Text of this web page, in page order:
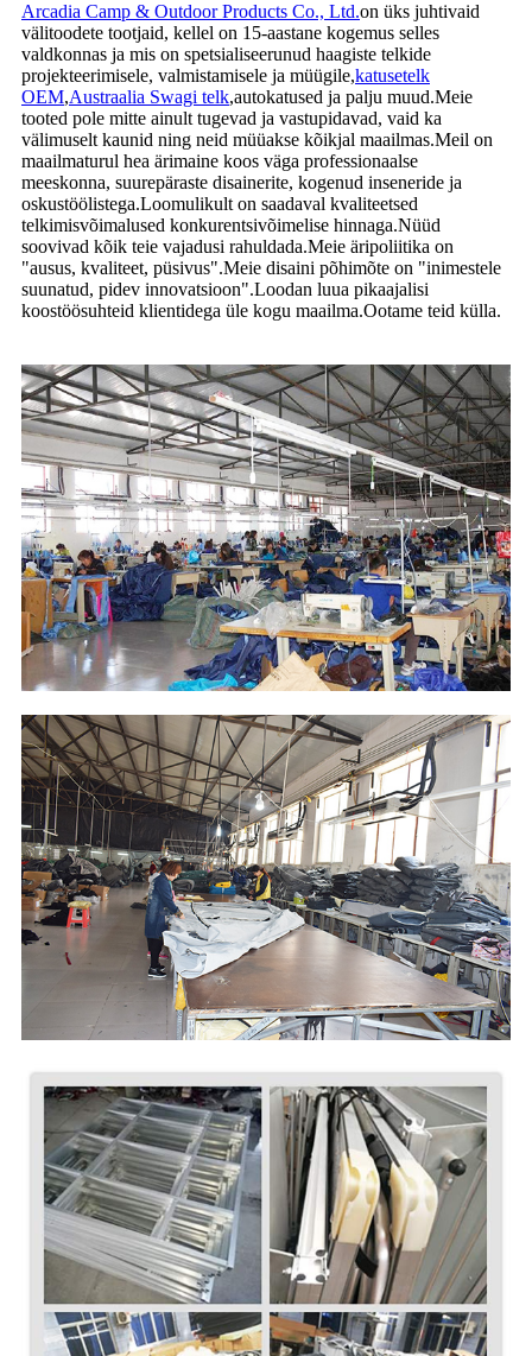
Arcadia Camp & Outdoor Products Co., Ltd.on üks juhtivaid
välitoodete tootjaid, kellel on 15-aastane kogemus selles
valdkonnas ja mis on spetsialiseerunud haagiste telkide
projekteerimisele, valmistamisele ja müügile,katusetelk
OEM,Austraalia Swagi telk,autokatused ja palju muud.Meie
tooted pole mitte ainult tugevad ja vastupidavad, vaid ka
välimuselt kaunid ning neid müüakse kõikjal maailmas.Meil on
maailmaturul hea ärimaine koos väga professionaalse
meeskonna, suurepäraste disainerite, kogenud inseneride ja
oskustöölistega.Loomulikult on saadaval kvaliteetsed
telkimisvõimalused konkurentsivõimelise hinnaga.Nüüd
soovivad kõik teie vajadusi rahuldada.Meie äripoliitika on
"ausus, kvaliteet, püsivus".Meie disaini põhimõte on "inimestele
suunatud, pidev innovatsioon".Loodan luua pikaajalisi
koostöösuhteid klientidega üle kogu maailma.Ootame teid külla.